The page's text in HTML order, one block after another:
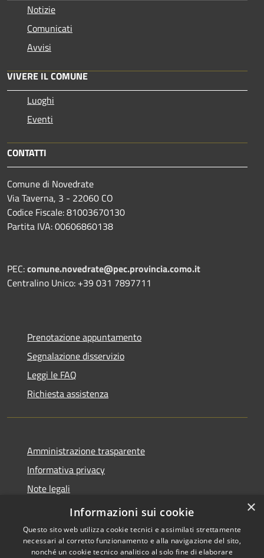
Notizie
Comunicati
Avvisi
VIVERE IL COMUNE
Luoghi
Eventi
CONTATTI
Comune di Novedrate
Via Taverna, 3 - 22060 CO
Codice Fiscale: 81003670130
Partita IVA: 00606860138
PEC:comune.novedrate@pec.provincia.como.it
Centralino Unico: +39 031 7897711
Prenotazione appuntamento
Segnalazione disservizio
Leggi le FAQ
Richiesta assistenza
Amministrazione trasparente
Informativa privacy
Note legali
Dichiarazione di accessibilità
×
Informazioni sui cookie
Questo sito web utilizza cookie tecnici e assimilati strettamente
necessari al corretto funzionamento e alla navigazione del sito,
nonché un cookie tecnico analitico al solo fine di elaborare